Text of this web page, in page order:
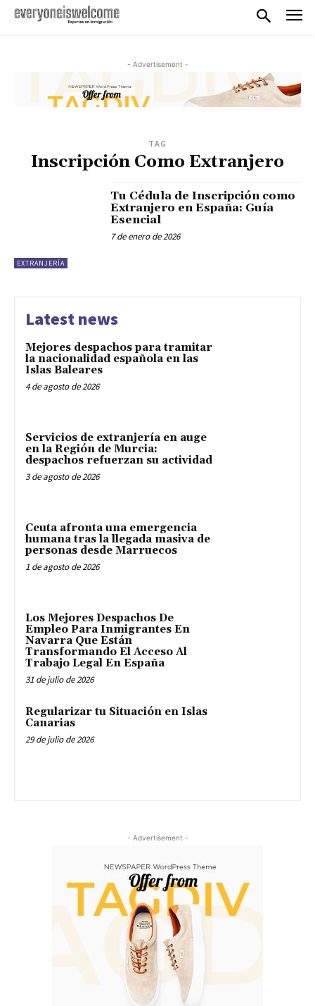
- Advertisement -
TAG
Inscripción Como Extranjero
EXTRANJERÍA
Tu Cédula de Inscripción como
Extranjero en España: Guía
Esencial
7 de enero de 2026
Latest news
Mejores despachos para tramitar
la nacionalidad española en las
Islas Baleares
4 de agosto de 2026
Servicios de extranjería en auge
en la Región de Murcia:
despachos refuerzan su actividad
3 de agosto de 2026
Ceuta afronta una emergencia
humana tras la llegada masiva de
personas desde Marruecos
1 de agosto de 2026
Los Mejores Despachos De
Empleo Para Inmigrantes En
Navarra Que Están
Transformando El Acceso Al
Trabajo Legal En España
31 de julio de 2026
Regularizar tu Situación en Islas
Canarias
29 de julio de 2026
- Advertisement -